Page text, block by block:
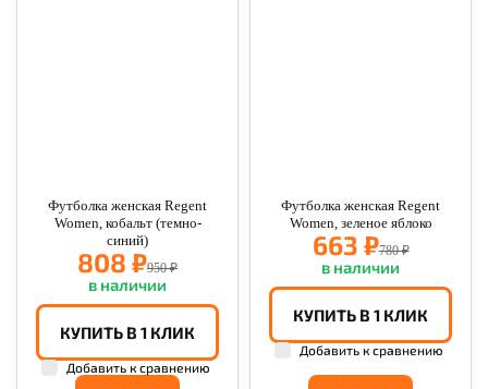
Футболка женская Regent
Women, кобальт (темно-
синий)
808 ₽950 ₽
в наличии
КУПИТЬ В 1 КЛИК
Добавить к сравнению
Футболка женская Regent
Women, зеленое яблоко
663 ₽780 ₽
в наличии
КУПИТЬ В 1 КЛИК
Добавить к сравнению